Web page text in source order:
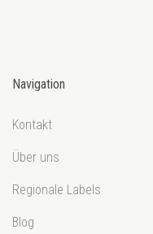
Navigation
Kontakt
Über uns
Regionale Labels
Blog